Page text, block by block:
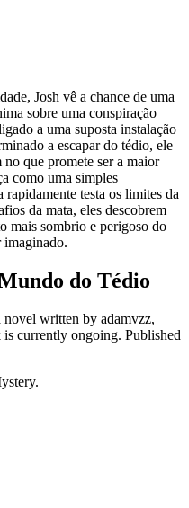
Josh vê a chance de uma
sobre uma conspiração
a uma suposta instalação
a escapar do tédio, ele
no que promete ser a maior
como uma simples
testa os limites da
da mata, eles descobrem
mais sombrio e perigoso do
imaginado.
do Tédio
written by adamvzz,
currently ongoing. Published